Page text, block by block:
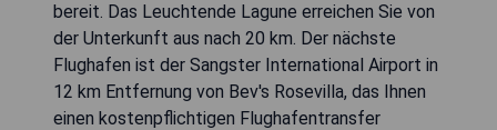
bereit. Das Leuchtende Lagune erreichen Sie von
der Unterkunft aus nach 20 km. Der nächste
Flughafen ist der Sangster International Airport in
12 km Entfernung von Bev's Rosevilla, das Ihnen
einen kostenpflichtigen Flughafentransfer